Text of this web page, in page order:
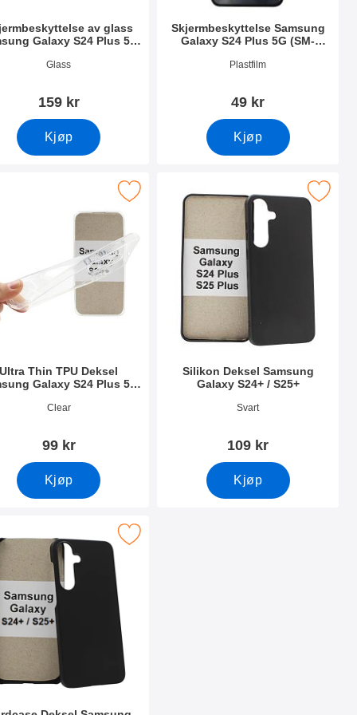
av glass
Galaxy S24 Plus 5G
49928
Glass
159 kr
Kjøp
Skjermbeskyttelse Samsung
Galaxy S24 Plus 5G (SM-
Varenummer 49926
Plastfilm
49 kr
Kjøp
S926B/DS) som favoritt
Ultra Thin TPU Deksel
Galaxy S24 Plus 5G
49931
Clear
99 kr
Kjøp
Samsung Galaxy S24 Plus 5G (SM-S926B/DS) som
Silikon Deksel Samsung
Galaxy S24+ / S25+
Varenummer 52811
Svart
109 kr
Kjøp
Merk silikon Deksel Samsung Galaxy
S25+ som favoritt
Deksel Samsung Galaxy S24+ / S25+ 5G som favoritt